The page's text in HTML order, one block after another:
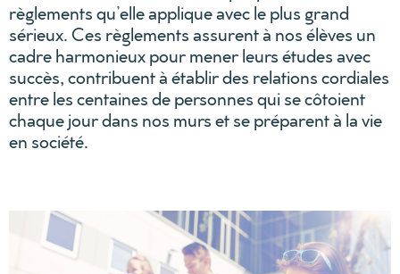
règlements qu’elle applique avec le plus grand
sérieux. Ces règlements assurent à nos élèves un
cadre harmonieux pour mener leurs études avec
succès, contribuent à établir des relations cordiales
entre les centaines de personnes qui se côtoient
chaque jour dans nos murs et se préparent à la vie
en société.